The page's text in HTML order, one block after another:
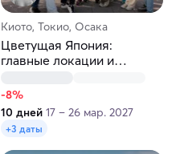
Киото, Токио, Осака
Цветущая Япония:
главные локации и
-8%
10 дней 17 – 26 мар. 2027
+3 даты